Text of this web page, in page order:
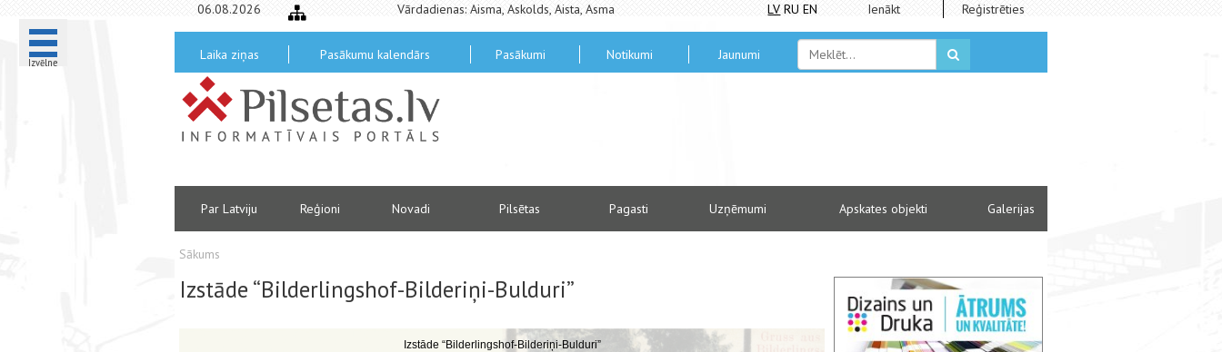
Izvēlne
06.08.2026 Vārdadienas: Aisma, Askolds, Aista, Asma LV RU EN Ienākt Reģistrēties
Laika ziņas Pasākumu kalendārs Pasākumi Notikumi Jaunumi
Par Latviju Reģioni Novadi Pilsētas Pagasti Uzņēmumi Apskates objekti Galerijas
Sākums
Izstāde “Bilderlingshof-Bilderiņi-Bulduri”
Izstāde “Bilderlingshof-Bilderiņi-Bulduri”